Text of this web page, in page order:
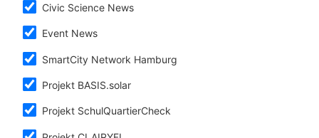
Civic Science News
Event News
SmartCity Network Hamburg
Projekt BASIS.solar
Projekt SchulQuartierCheck